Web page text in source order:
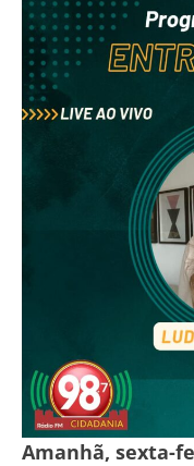
Amanhã, sexta-